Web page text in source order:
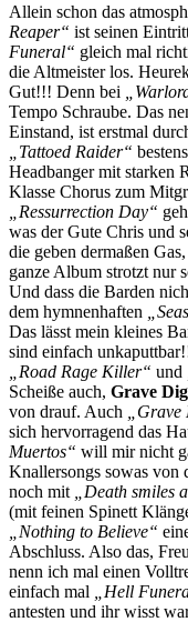
Allein schon das
Reaper“ ist seinen
Funeral“ gleich mal
die Altmeister los.
Gut!!! Denn bei
Tempo Schraube. Das
Einstand, ist erstmal
„Tattoed Raider“
Headbanger mit starken
Klasse Chorus zum
„Ressurrection Day“
was der Gute Chris und
die geben dermaßen
ganze Album strotzt nur
Und dass die Barden
dem hymnenhaften
Das lässt mein kleines
sind einfach
„Road Rage Killer“ und
Scheiße auch, Grave
von drauf. Auch
sich hervorragend das
Muertos“ will mir nicht
Knallersongs sowas von
noch mit
„Death smiles
(mit feinen Spinett
„Nothing to Believe“
Abschluss. Also das,
nenn ich mal einen
einfach mal
„Hell
antesten und ihr wisst